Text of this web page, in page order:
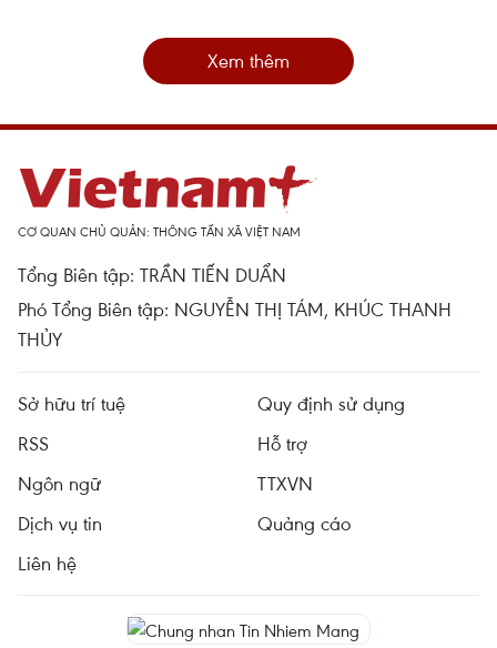
Xem thêm
CƠ QUAN CHỦ QUẢN: THÔNG TẤN XÃ VIỆT NAM
Tổng Biên tập: TRẦN TIẾN DUẨN
Phó Tổng Biên tập: NGUYỄN THỊ TÁM, KHÚC THANH
THỦY
Sở hữu trí tuệ
Quy định sử dụng
RSS
Hỗ trợ
Ngôn ngữ
TTXVN
Dịch vụ tin
Quảng cáo
Liên hệ